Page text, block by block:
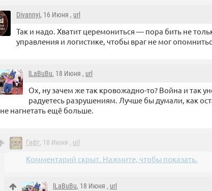
Divannyi, 16 Июня , url
Так и надо. Хватит церемониться — пора бить не
управления и логистике, чтобы враг не мог
lLaBuBu, 18 Июня , url
Ох, ну зачем же так кровожадно-то? Война и так
радуетесь разрушениям. Лучше бы думали, как
не нагнетать ещё больше.
Гифт, 18 Июня , url
Комментарий скрыт. Нажмите, чтобы показать.
lLaBuBu, 18 Июня , url